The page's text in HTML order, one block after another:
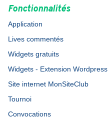
Fonctionnalités
Application
Lives commentés
Widgets gratuits
Widgets - Extension Wordpress
Site internet MonSiteClub
Tournoi
Convocations